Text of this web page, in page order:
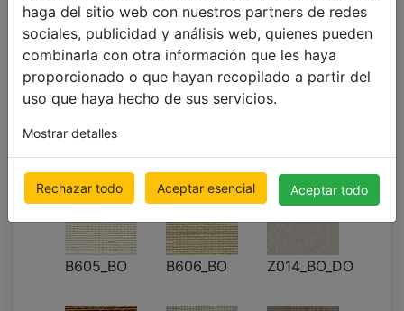
haga del sitio web con nuestros partners de redes
sociales, publicidad y análisis web, quienes pueden
combinarla con otra información que les haya
proporcionado o que hayan recopilado a partir del
uso que haya hecho de sus servicios.
Mostrar detalles
Rechazar todo Aceptar esencial Aceptar todo
B651_BO_DO B602_BO B650_BO_DO
B652_BO_DO
B605_BO B606_BO Z014_BO_DO